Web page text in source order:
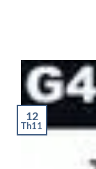
12
Th11